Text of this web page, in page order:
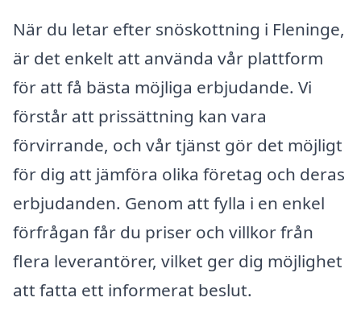
När du letar efter snöskottning i Fleninge,
är det enkelt att använda vår plattform
för att få bästa möjliga erbjudande. Vi
förstår att prissättning kan vara
förvirrande, och vår tjänst gör det möjligt
för dig att jämföra olika företag och deras
erbjudanden. Genom att fylla i en enkel
förfrågan får du priser och villkor från
flera leverantörer, vilket ger dig möjlighet
att fatta ett informerat beslut.